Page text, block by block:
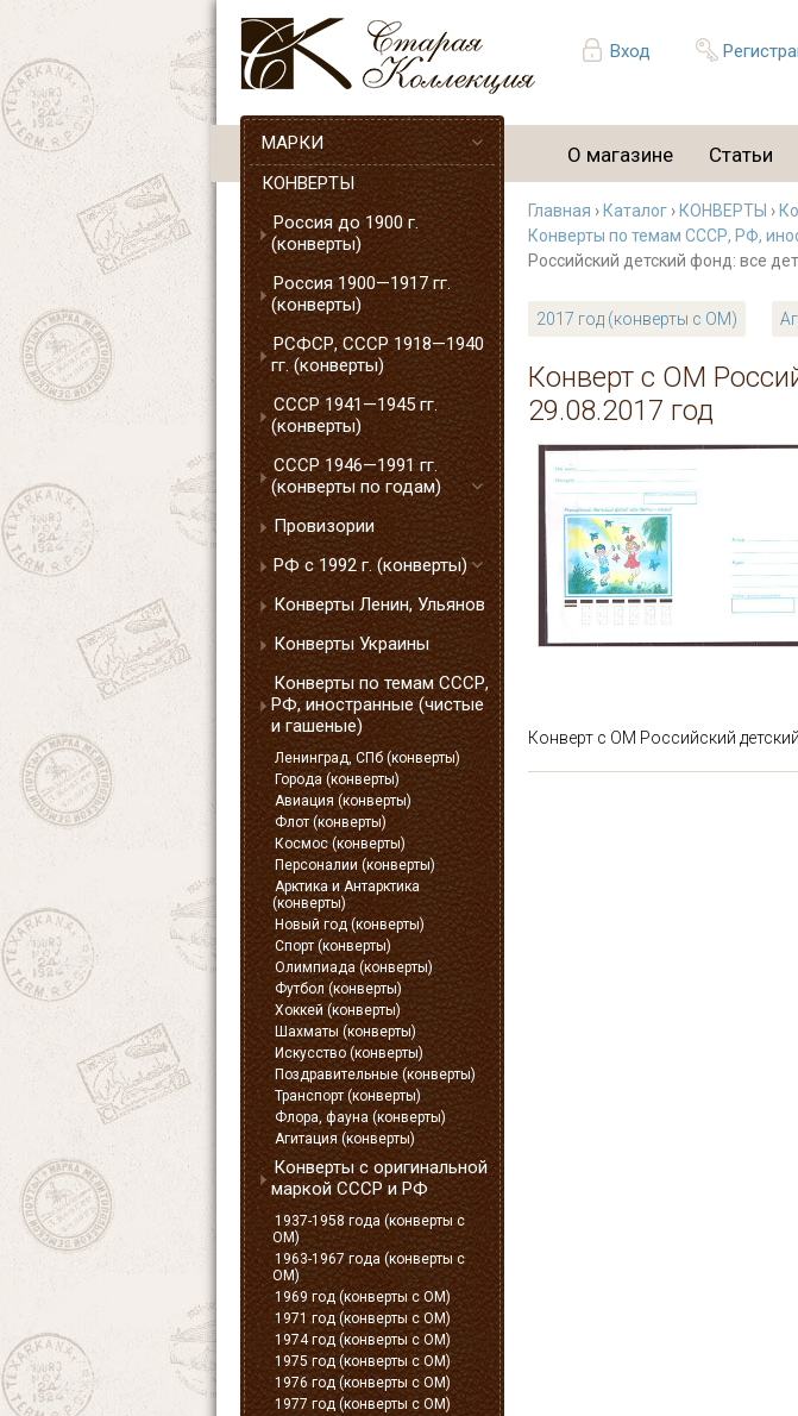
Вход
О магазине Статьи
МАРКИ
КОНВЕРТЫ
Россия до 1900 г.
(конверты)
Россия 1900—1917 гг.
(конверты)
РСФСР, СССР 1918—1940
гг. (конверты)
СССР 1941—1945 гг.
(конверты)
СССР 1946—1991 гг.
(конверты по годам)
Провизории
РФ с 1992 г. (конверты)
Конверты Ленин, Ульянов
Конверты Украины
Конверты по темам СССР,
РФ, иностранные (чистые
и гашеные)
Ленинград, СПб (конверты)
Города (конверты)
Авиация (конверты)
Флот (конверты)
Космос (конверты)
Персоналии (конверты)
Арктика и Антарктика
(конверты)
Новый год (конверты)
Спорт (конверты)
Олимпиада (конверты)
Футбол (конверты)
Хоккей (конверты)
Шахматы (конверты)
Искусство (конверты)
Поздравительные (конверты)
Транспорт (конверты)
Флора, фауна (конверты)
Агитация (конверты)
Конверты с оригинальной
маркой СССР и РФ
1937-1958 года (конверты с
ОМ)
1963-1967 года (конверты с
ОМ)
1969 год (конверты с ОМ)
1971 год (конверты с ОМ)
1974 год (конверты с ОМ)
1975 год (конверты с ОМ)
1976 год (конверты с ОМ)
1977 год (конверты с ОМ)
Главная › Каталог › КОНВЕРТЫ ›
Конверты по темам СССР, РФ,
Российский детский фонд: все
2017 год (конверты с ОМ)
Конверт с ОМ
29.08.2017 год
Конверт с ОМ Российский